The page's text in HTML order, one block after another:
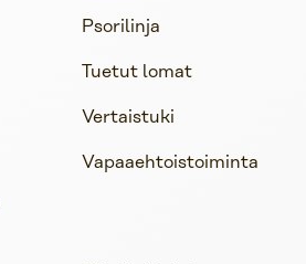
Psorilinja
Tuetut lomat
Vertaistuki
Vapaaehtoistoiminta